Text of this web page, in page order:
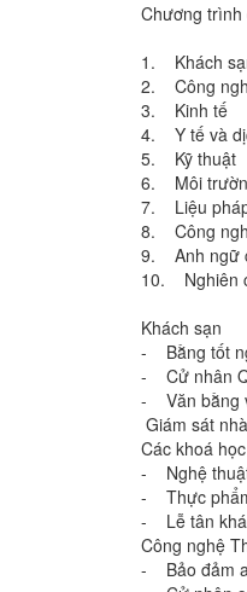
Chương trình
1. Khách
2. Công
3. Kinh tế
4. Y tế và
5. Kỹ thuật
6. Môi
7. Liệu pháp
8. Công
9. Anh ngữ
10. Nghiên
Khách sạn
- Bằng tốt
- Cử nhân
- Văn bằng
Giám sát
Các khoá
- Nghệ
- Thực
- Lễ tân
Công nghệ
- Bảo đảm